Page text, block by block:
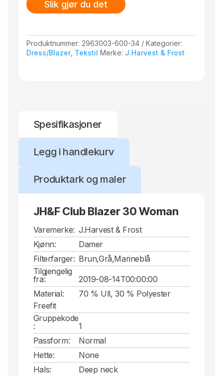
Slik gjør du det
Produktnummer:2963003-600-34
Kategorier:
Dress/Blazer, Tekstil Merke: J.Harvest & Frost
Spesifikasjoner
Legg i handlekurv
Produktark og maler
JH&F Club Blazer 30 Woman
Varemerke: J.Harvest & Frost
Kjønn:
Damer
Filterfarger: Brun,Grå,Marineblå
Tilgjengelig
fra:
2019-08-14T00:00:00
Material:
70 % Ull, 30 % Polyester
Freefit
Gruppekode
:
1
Passform:
Normal
Hette:
None
Hals:
Deep neck